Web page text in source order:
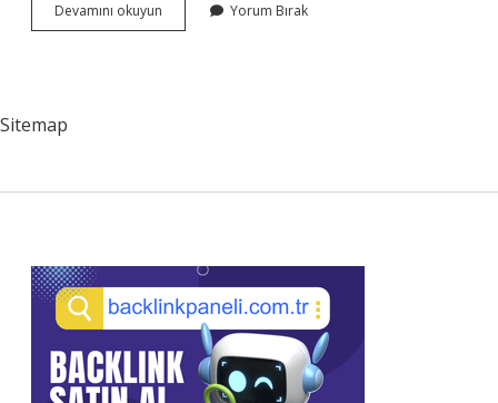
Devamını okuyun
Hangi
Yorum Bırak
Sitemap
Sidebar